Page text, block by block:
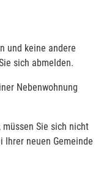
und keine andere
sich abmelden.
Nebenwohnung
Sie sich nicht
Ihrer neuen Gemeinde